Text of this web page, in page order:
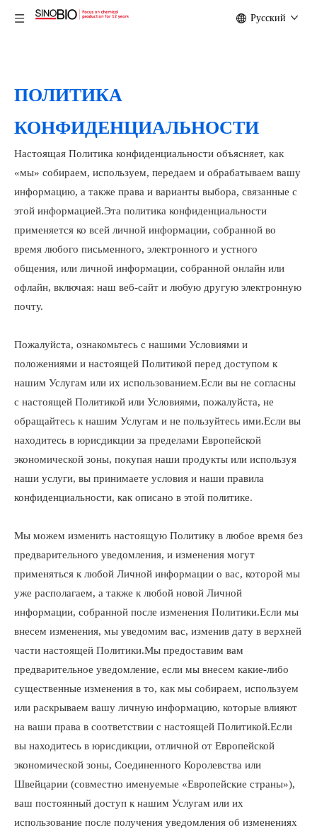
Pусский
ПОЛИТИКА
КОНФИДЕНЦИАЛЬНОСТИ
Настоящая Политика конфиденциальности объясняет, как
«мы» собираем, используем, передаем и обрабатываем вашу
информацию, а также права и варианты выбора, связанные с
этой информацией.Эта политика конфиденциальности
применяется ко всей личной информации, собранной во
время любого письменного, электронного и устного
общения, или личной информации, собранной онлайн или
офлайн, включая: наш веб-сайт и любую другую электронную
почту.
Пожалуйста, ознакомьтесь с нашими Условиями и
положениями и настоящей Политикой перед доступом к
нашим Услугам или их использованием.Если вы не согласны
с настоящей Политикой или Условиями, пожалуйста, не
обращайтесь к нашим Услугам и не пользуйтесь ими.Если вы
находитесь в юрисдикции за пределами Европейской
экономической зоны, покупая наши продукты или используя
наши услуги, вы принимаете условия и наши правила
конфиденциальности, как описано в этой политике.
Мы можем изменить настоящую Политику в любое время без
предварительного уведомления, и изменения могут
применяться к любой Личной информации о вас, которой мы
уже располагаем, а также к любой новой Личной
информации, собранной после изменения Политики.Если мы
внесем изменения, мы уведомим вас, изменив дату в верхней
части настоящей Политики.Мы предоставим вам
предварительное уведомление, если мы внесем какие-либо
существенные изменения в то, как мы собираем, используем
или раскрываем вашу личную информацию, которые влияют
на ваши права в соответствии с настоящей Политикой.Если
вы находитесь в юрисдикции, отличной от Европейской
экономической зоны, Соединенного Королевства или
Швейцарии (совместно именуемые «Европейские страны»),
ваш постоянный доступ к нашим Услугам или их
использование после получения уведомления об изменениях